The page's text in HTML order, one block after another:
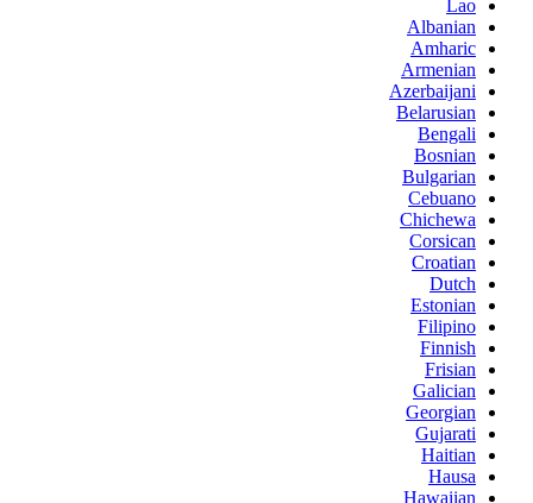
Lao
Albanian
Amharic
Armenian
Azerbaijani
Belarusian
Bengali
Bosnian
Bulgarian
Cebuano
Chichewa
Corsican
Croatian
Dutch
Estonian
Filipino
Finnish
Frisian
Galician
Georgian
Gujarati
Haitian
Hausa
Hawaiian